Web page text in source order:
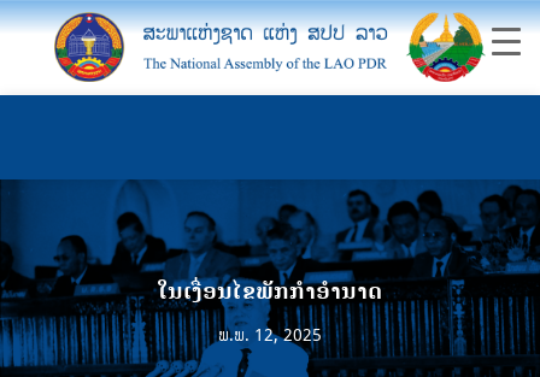
ໃນເງື່ອນໄຂພັກກໍາອໍານາດ
ພ.ພ. 12, 2025